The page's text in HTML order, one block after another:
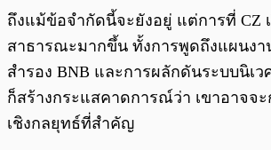
ถึงแม้ข้อจำกัดนี้จะยังอยู่ แต่การที่ CZ
สาธารณะมากขึ้น ทั้งการพูดถึงแผนงา
สำรอง BNB และการผลักดันระบบนิเว
ก็สร้างกระแสคาดการณ์ว่า เขาอาจจ
เชิงกลยุทธ์ที่สำคัญ